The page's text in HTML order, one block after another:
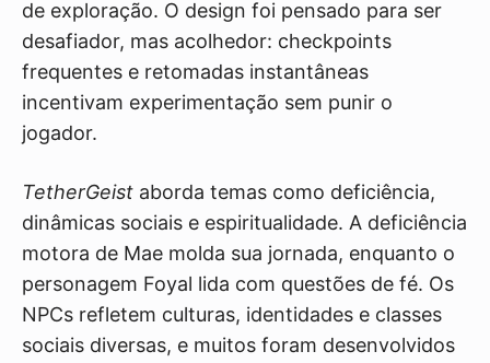
de exploração. O design foi pensado para ser
desafiador, mas acolhedor: checkpoints
frequentes e retomadas instantâneas
incentivam experimentação sem punir o
jogador.
TetherGeist aborda temas como deficiência,
dinâmicas sociais e espiritualidade. A deficiência
motora de Mae molda sua jornada, enquanto o
personagem Foyal lida com questões de fé. Os
NPCs refletem culturas, identidades e classes
sociais diversas, e muitos foram desenvolvidos